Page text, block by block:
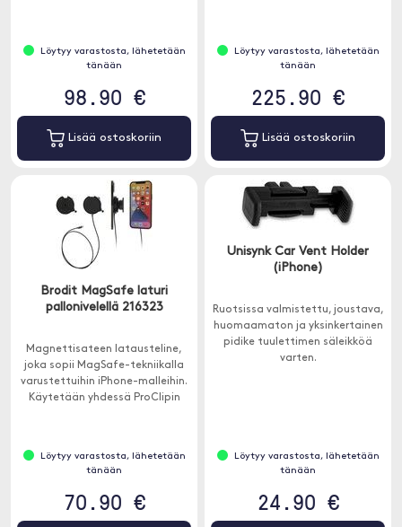
Löytyy varastosta, lähetetään
tänään
98.90 €
Lisää ostoskoriin
Löytyy varastosta, lähetetään
tänään
225.90 €
Lisää ostoskoriin
Brodit MagSafe laturi
pallonivelellä 216323
Magnettisateen latausteline,
joka sopii MagSafe-tekniikalla
varustettuihin iPhone-malleihin.
Käytetään yhdessä ProClipin
Löytyy varastosta, lähetetään
tänään
70.90 €
Unisynk Car Vent Holder
(iPhone)
Ruotsissa valmistettu, joustava,
huomaamaton ja yksinkertainen
pidike tuulettimen säleikköä
varten.
Löytyy varastosta, lähetetään
tänään
24.90 €